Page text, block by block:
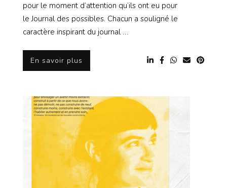
pour le moment d’attention qu’ils ont eu pour
le Journal des possibles. Chacun a souligné le
caractère inspirant du journal …
En savoir plus